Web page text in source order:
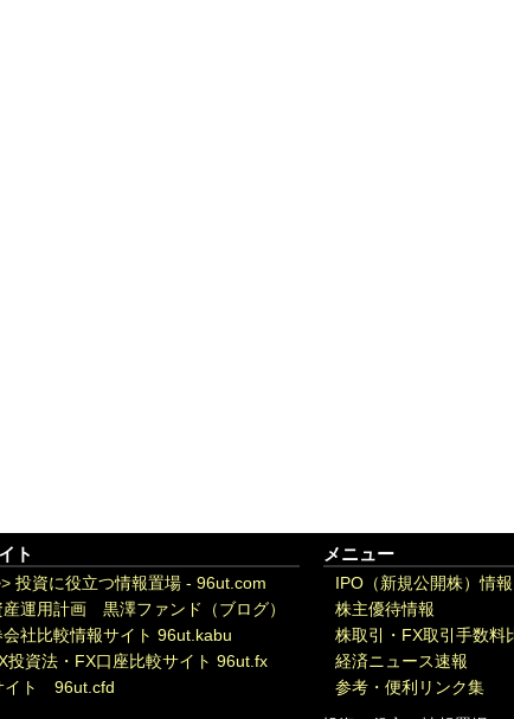
ト
投資に役立つ情報置場 - 96ut.com
運用計画 黒澤ファンド（ブログ）
社比較情報サイト 96ut.kabu
投資法・FX口座比較サイト 96ut.fx
イト 96ut.cfd
メニュー
IPO（新規公開株）情報
株主優待情報
株取引・FX取引手数料
経済ニュース速報
参考・便利リンク集